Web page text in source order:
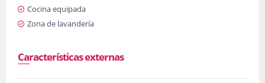
Cocina equipada
Zona de lavandería
Características externas